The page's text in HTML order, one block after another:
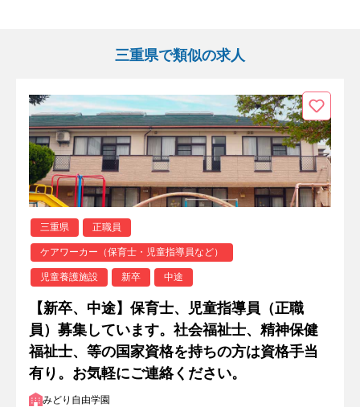
三重県で類似の求人
三重県 正職員
ケアワーカー（保育士・児童指導員など）
児童養護施設 新卒 中途
【新卒、中途】保育士、児童指導員（正職
員）募集しています。社会福祉士、精神保健
福祉士、等の国家資格を持ちの方は資格手当
有り。お気軽にご連絡ください。
みどり自由学園